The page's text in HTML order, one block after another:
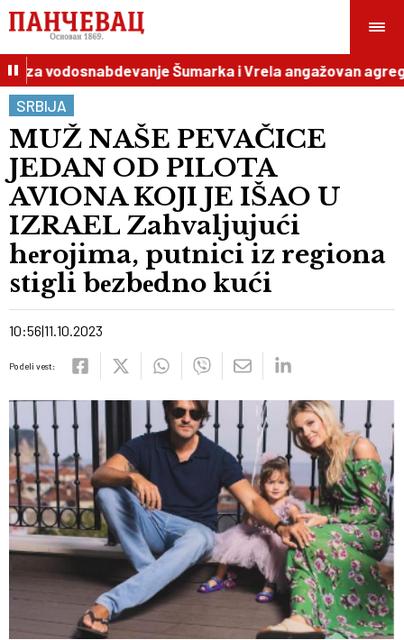
za vodosnabdevanje Šumarka i Vrela angažovan agregat
SRBIJA
MUŽ NAŠE PEVAČICE
JEDAN OD PILOTA
AVIONA KOJI JE IŠAO U
IZRAEL Zahvaljujući
hеrojima, putnici iz regiona
stigli bеzbеdno kući
10:56 11.10.2023
Podeli vest: